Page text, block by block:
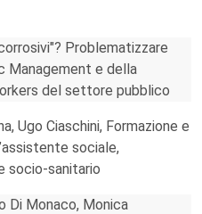
Problematizzare
Management e della
del settore pubblico
Ugo Ciaschini, Formazione e
sociale,
socio-sanitario
Di Monaco, Monica